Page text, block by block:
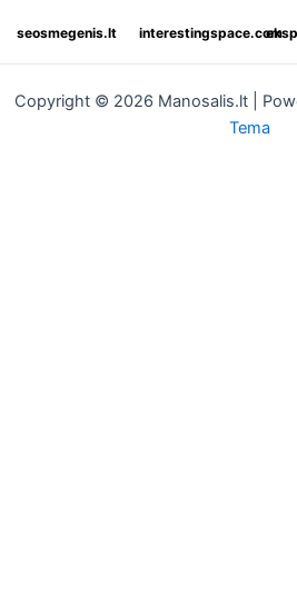
seosmegenis.lt interestingspace.com
Copyright © 2026 Manosalis.lt |
Tema